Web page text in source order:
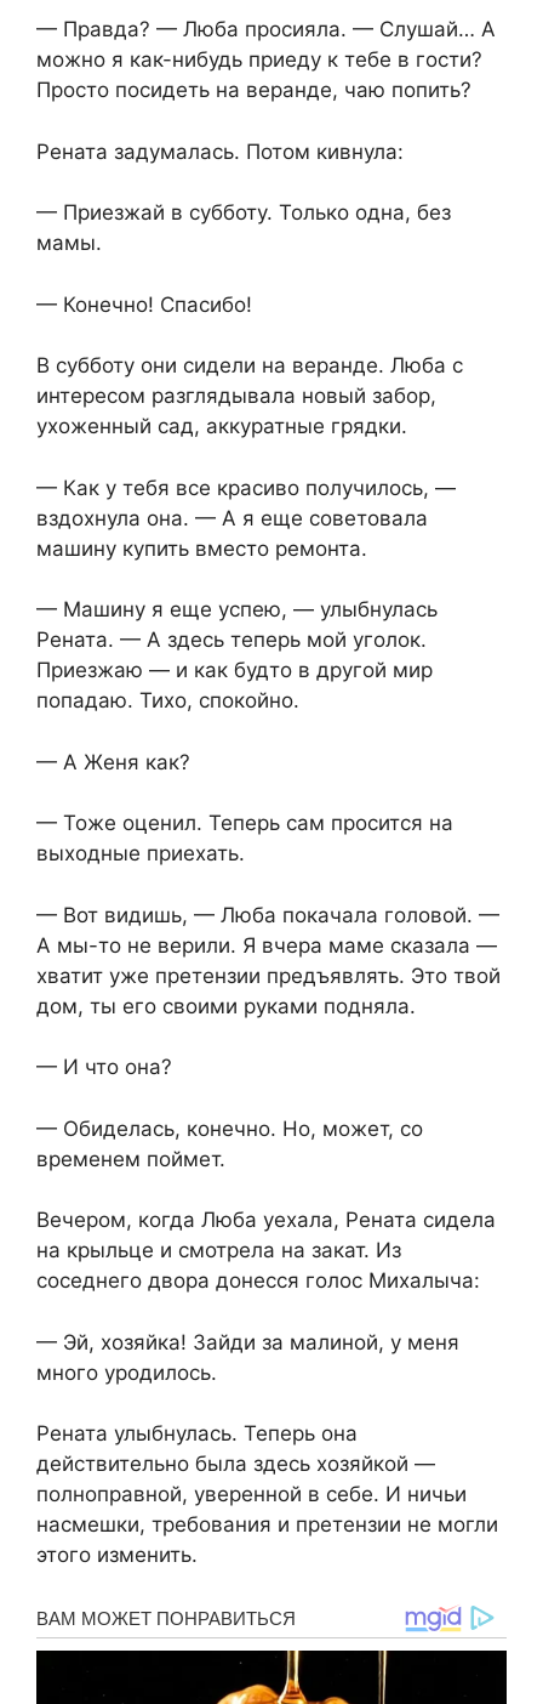
— Правда? — Люба просияла. — Слушай… А
можно я как-нибудь приеду к тебе в гости?
Просто посидеть на веранде, чаю попить?
Рената задумалась. Потом кивнула:
— Приезжай в субботу. Только одна, без
мамы.
— Конечно! Спасибо!
В субботу они сидели на веранде. Люба с
интересом разглядывала новый забор,
ухоженный сад, аккуратные грядки.
— Как у тебя все красиво получилось, —
вздохнула она. — А я еще советовала
машину купить вместо ремонта.
— Машину я еще успею, — улыбнулась
Рената. — А здесь теперь мой уголок.
Приезжаю — и как будто в другой мир
попадаю. Тихо, спокойно.
— А Женя как?
— Тоже оценил. Теперь сам просится на
выходные приехать.
— Вот видишь, — Люба покачала головой. —
А мы-то не верили. Я вчера маме сказала —
хватит уже претензии предъявлять. Это твой
дом, ты его своими руками подняла.
— И что она?
— Обиделась, конечно. Но, может, со
временем поймет.
Вечером, когда Люба уехала, Рената сидела
на крыльце и смотрела на закат. Из
соседнего двора донесся голос Михалыча:
— Эй, хозяйка! Зайди за малиной, у меня
много уродилось.
Рената улыбнулась. Теперь она
действительно была здесь хозяйкой —
полноправной, уверенной в себе. И ничьи
насмешки, требования и претензии не могли
этого изменить.